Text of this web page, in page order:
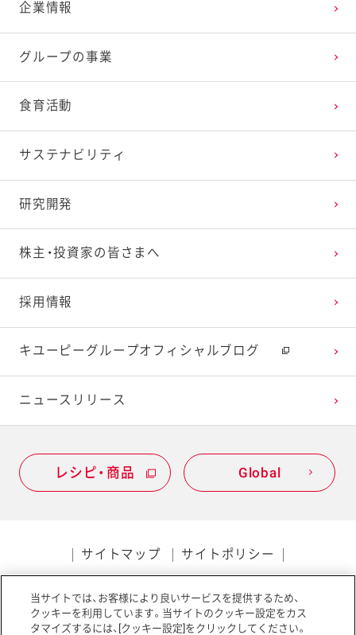
企業情報
グループの事業
食育活動
サステナビリティ
研究開発
株主・投資家の皆さまへ
採用情報
キユーピーグループオフィシャルブログ
ニュースリリース
レシピ・商品 Global
サイトマップ サイトポリシー
ソーシャルメディアポリシー アクセシビリティ
当サイトでは、お客様により良いサービスを提供するため、
クッキーを利用しています。当サイトのクッキー設定をカス
タマイズするには、[クッキー設定]をクリックしてください。